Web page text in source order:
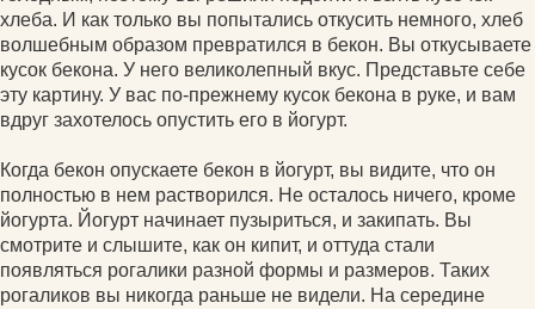
хлеба. И как только вы попытались откусить немного, хлеб
волшебным образом превратился в бекон. Вы откусываете
кусок бекона. У него великолепный вкус. Представьте себе
эту картину. У вас по-прежнему кусок бекона в руке, и вам
вдруг захотелось опустить его в йогурт.
Когда бекон опускаете бекон в йогурт, вы видите, что он
полностью в нем растворился. Не осталось ничего, кроме
йогурта. Йогурт начинает пузыриться, и закипать. Вы
смотрите и слышите, как он кипит, и оттуда стали
появляться рогалики разной формы и размеров. Таких
рогаликов вы никогда раньше не видели. На середине